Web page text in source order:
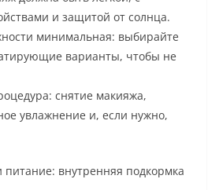
и защитой от солнца.
минимальная: выбирайте
варианты, чтобы не
снятие макияжа,
увлажнение и, если нужно,
питание: внутренняя подкормка